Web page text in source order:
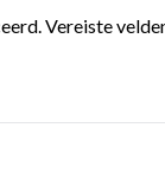
Vereiste